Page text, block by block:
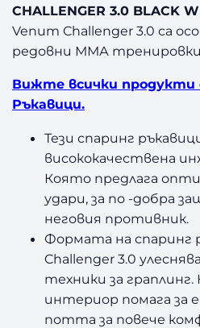
CHALLENGER 3.0 BLACK
Venum Challenger 3.0 са
редовни ММА
Вижте всички
Ръкавици.
Тези спаринг
висококачествена
Която предлага
удари, за по -добра
неговия противник.
Формата на спаринг
Challenger 3.0
техники за
интериор помага за
потта за повече